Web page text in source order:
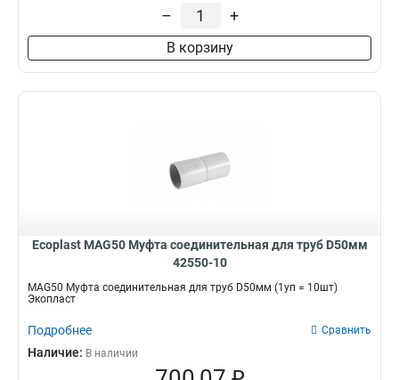
– +
В корзину
Ecoplast MAG50 Муфта соединительная для труб D50мм
42550-10
MAG50 Муфта соединительная для труб D50мм (1уп = 10шт)
Экопласт
Подробнее Сравнить
Наличие: В наличии